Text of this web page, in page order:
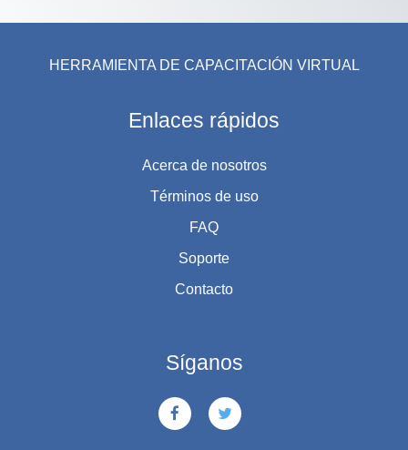
HERRAMIENTA DE CAPACITACIÓN VIRTUAL
Enlaces rápidos
Acerca de nosotros
Términos de uso
FAQ
Soporte
Contacto
Síganos